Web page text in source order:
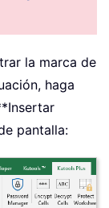
la marca de
haga
pantalla: